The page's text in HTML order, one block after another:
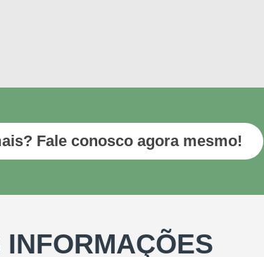
Fale conosco agora mesmo!
INFORMAÇÕES